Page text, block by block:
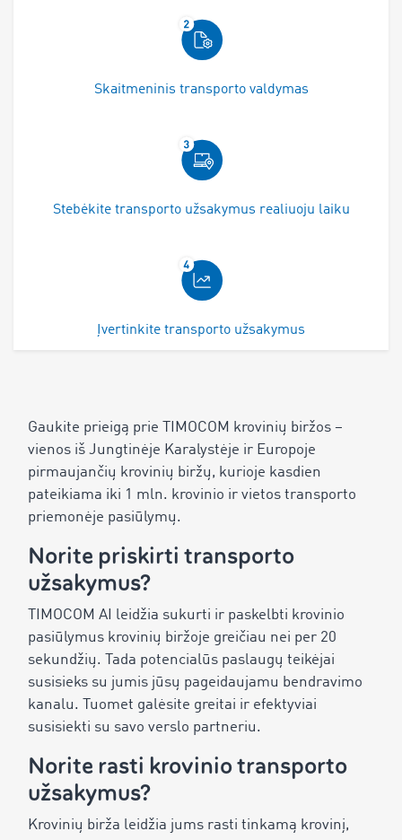
Skaitmeninis transporto valdymas
Stebėkite transporto užsakymus realiuoju laiku
Įvertinkite transporto užsakymus
Gaukite prieigą prie TIMOCOM krovinių biržos –
vienos iš Jungtinėje Karalystėje ir Europoje
pirmaujančių krovinių biržų, kurioje kasdien
pateikiama iki 1 mln. krovinio ir vietos transporto
priemonėje pasiūlymų.
Norite priskirti transporto
užsakymus?
TIMOCOM AI leidžia sukurti ir paskelbti krovinio
pasiūlymus krovinių biržoje greičiau nei per 20
sekundžių. Tada potencialūs paslaugų teikėjai
susisieks su jumis jūsų pageidaujamu bendravimo
kanalu. Tuomet galėsite greitai ir efektyviai
susisiekti su savo verslo partneriu.
Norite rasti krovinio transporto
užsakymus?
Krovinių birža leidžia jums rasti tinkamą krovinį,